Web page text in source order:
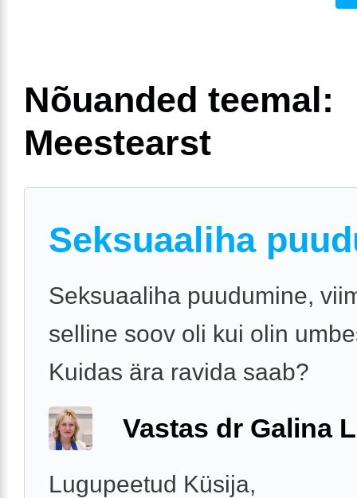
Nõuanded teemal:
Meestearst
Seksuaaliha
Seksuaaliha puudumine,
selline soov oli kui olin
Kuidas ära ravida saab?
Vastas dr Galina
Lugupeetud Küsija,